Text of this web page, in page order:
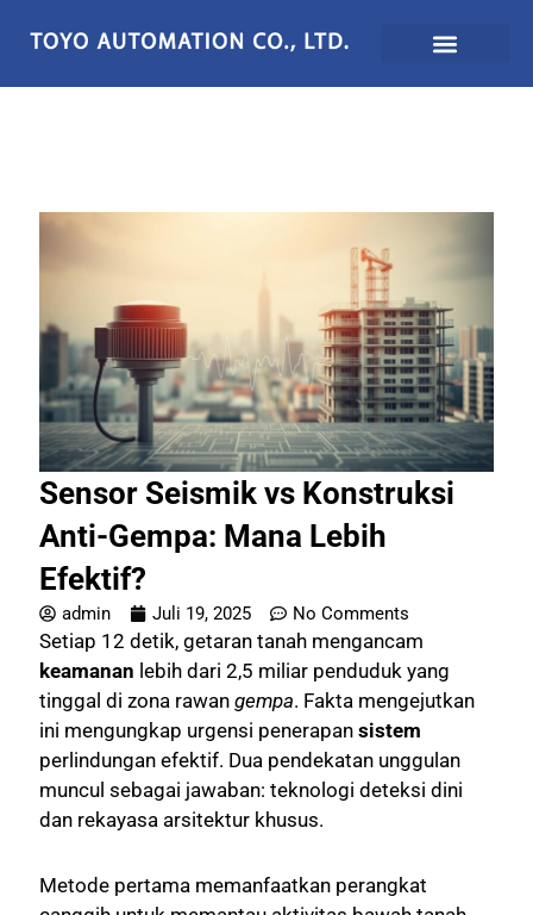
ke
Sensor Seismik vs Konstruksi
Anti-Gempa: Mana Lebih
Efektif?
admin Juli 19, 2025 No Comments
Setiap 12 detik, getaran tanah mengancam
keamanan lebih dari 2,5 miliar penduduk yang
tinggal di zona rawangempa. Fakta mengejutkan
ini mengungkap urgensi penerapansistem
perlindungan efektif. Dua pendekatan unggulan
muncul sebagai jawaban: teknologi deteksi dini
dan rekayasa arsitektur khusus.
Metode pertama memanfaatkan perangkat